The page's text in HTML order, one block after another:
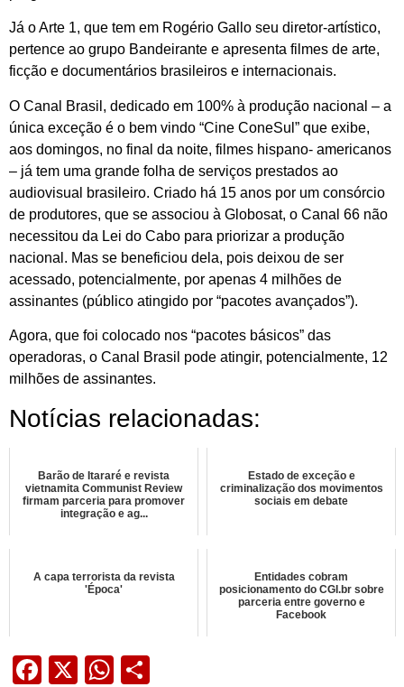
Já o Arte 1, que tem em Rogério Gallo seu diretor-artístico,
pertence ao grupo Bandeirante e apresenta filmes de arte,
ficção e documentários brasileiros e internacionais.
O Canal Brasil, dedicado em 100% à produção nacional – a
única exceção é o bem vindo “Cine ConeSul” que exibe,
aos domingos, no final da noite, filmes hispano- americanos
– já tem uma grande folha de serviços prestados ao
audiovisual brasileiro. Criado há 15 anos por um consórcio
de produtores, que se associou à Globosat, o Canal 66 não
necessitou da Lei do Cabo para priorizar a produção
nacional. Mas se beneficiou dela, pois deixou de ser
acessado, potencialmente, por apenas 4 milhões de
assinantes (público atingido por “pacotes avançados”).
Agora, que foi colocado nos “pacotes básicos” das
operadoras, o Canal Brasil pode atingir, potencialmente, 12
milhões de assinantes.
Notícias relacionadas:
Barão de Itararé e revista
vietnamita Communist Review
firmam parceria para promover
integração e ag...
Estado de exceção e
criminalização dos movimentos
sociais em debate
A capa terrorista da revista
'Época'
Entidades cobram
posicionamento do CGI.br sobre
parceria entre governo e
Facebook
Facebook
X WhatsApp